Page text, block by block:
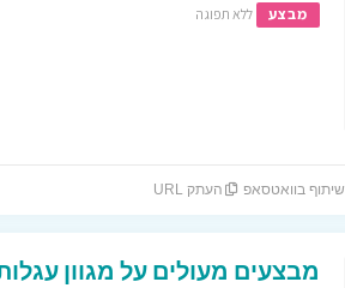
מבצע ללא תפוגה
שיתוף בוואטסאפ העתק URL
מבצעים מעולים על מגוון